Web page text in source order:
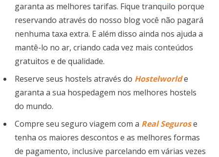
garanta as melhores tarifas. Fique tranquilo porque
reservando através do nosso blog você não pagará
nenhuma taxa extra. E além disso ainda nos ajuda a
mantê-lo no ar, criando cada vez mais conteúdos
gratuitos e de qualidade.
Reserve seus hostels através do Hostelworlde
garanta a sua hospedagem nos melhores hostels
do mundo.
Compre seu seguro viagem com a Real Segurose
tenha os maiores descontos e as melhores formas
de pagamento, inclusive parcelando em várias vezes